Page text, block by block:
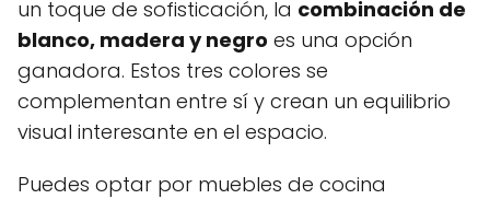
un toque de sofisticación, la combinación de
blanco, madera y negro es una opción
ganadora. Estos tres colores se
complementan entre sí y crean un equilibrio
visual interesante en el espacio.
Puedes optar por muebles de cocina